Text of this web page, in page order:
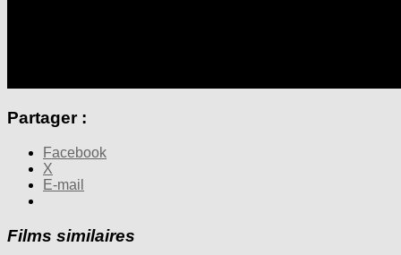
Partager :
Facebook
X
E-mail
Films similaires